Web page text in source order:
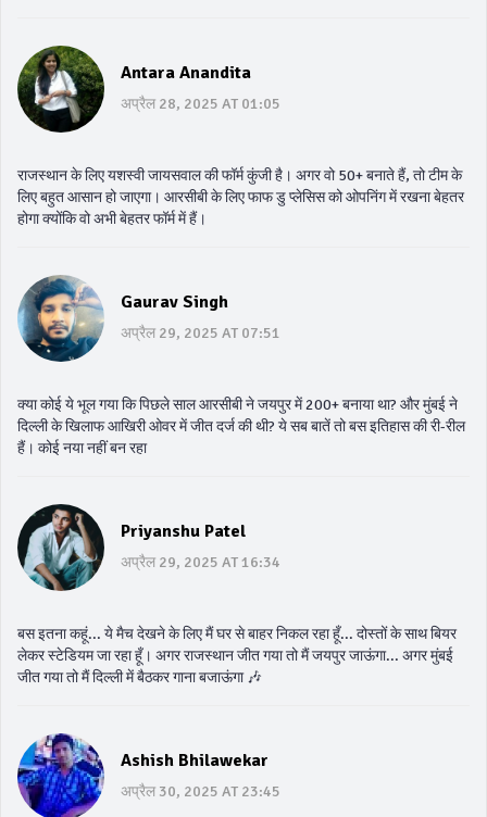
Antara Anandita
अप्रैल 28, 2025 AT 01:05
राजस्थान के लिए यशस्वी जायसवाल की फॉर्म कुंजी है। अगर वो 50+ बनाते हैं, तो टीम के
लिए बहुत आसान हो जाएगा। आरसीबी के लिए फाफ डु प्लेसिस को ओपनिंग में रखना बेहतर
होगा क्योंकि वो अभी बेहतर फॉर्म में हैं।
Gaurav Singh
अप्रैल 29, 2025 AT 07:51
क्या कोई ये भूल गया कि पिछले साल आरसीबी ने जयपुर में 200+ बनाया था? और मुंबई ने
दिल्ली के खिलाफ आखिरी ओवर में जीत दर्ज की थी? ये सब बातें तो बस इतिहास की री-रील
हैं। कोई नया नहीं बन रहा
Priyanshu Patel
अप्रैल 29, 2025 AT 16:34
बस इतना कहूं... ये मैच देखने के लिए मैं घर से बाहर निकल रहा हूँ... दोस्तों के साथ बियर
लेकर स्टेडियम जा रहा हूँ। अगर राजस्थान जीत गया तो मैं जयपुर जाऊंगा... अगर मुंबई
जीत गया तो मैं दिल्ली में बैठकर गाना बजाऊंगा 🎶
Ashish Bhilawekar
अप्रैल 30, 2025 AT 23:45